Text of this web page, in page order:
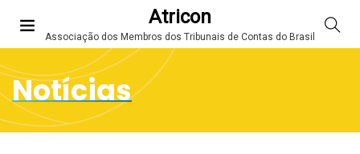
Atricon
Associação dos Membros dos Tribunais de Contas do Brasil
Notícias